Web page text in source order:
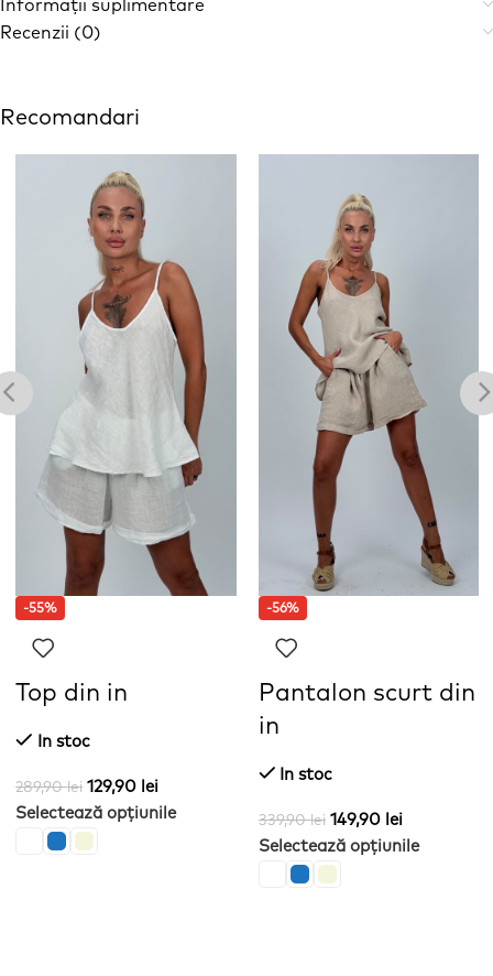
Informații suplimentare
Recenzii (0)
Recomandari
-55%
Top din in
In stoc
289,90lei 129,90 lei
Selectează opțiunile
-56%
Pantalon scurt din
in
In stoc
339,90lei 149,90 lei
Selectează opțiunile